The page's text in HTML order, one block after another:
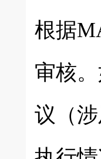
根据
审核
议（